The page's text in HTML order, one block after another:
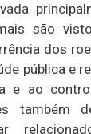
são
dos
pública e
e ao
também